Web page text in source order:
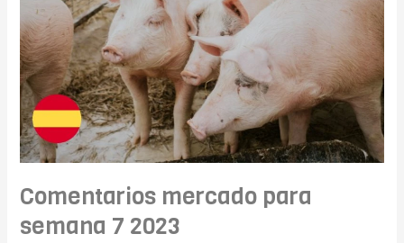
Comentarios mercado para
semana 7 2023